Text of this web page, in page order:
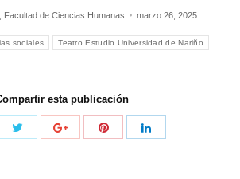
Facultad de Ciencias Humanas marzo 26, 2025
sociales Teatro Estudio Universidad de Nariño
esta publicación